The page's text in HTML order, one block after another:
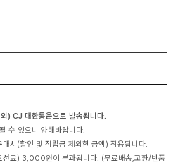
) CJ 대한통운으로 발송됩니다.
수 있으니 양해바랍니다.
시(할인 및 적립금 제외한 금액) 적용됩니다.
선료) 3,000원이 부과됩니다. (무료배송,교환/반품